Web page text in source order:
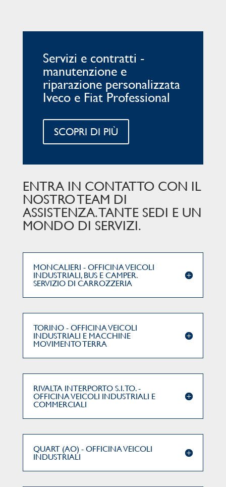
Servizi e contratti -
manutenzione e
riparazione personalizzata
Iveco e Fiat Professional
SCOPRI DI PIÙ
ENTRA IN CONTATTO CON IL
NOSTRO TEAM DI
ASSISTENZA. TANTE SEDI E UN
MONDO DI SERVIZI.
MONCALIERI - OFFICINA VEICOLI
INDUSTRIALI, BUS E CAMPER.
SERVIZIO DI CARROZZERIA
TORINO - OFFICINA VEICOLI
INDUSTRIALI E MACCHINE
MOVIMENTO TERRA
RIVALTA INTERPORTO S.I.TO. -
OFFICINA VEICOLI INDUSTRIALI E
COMMERCIALI
QUART (AO) - OFFICINA VEICOLI
INDUSTRIALI